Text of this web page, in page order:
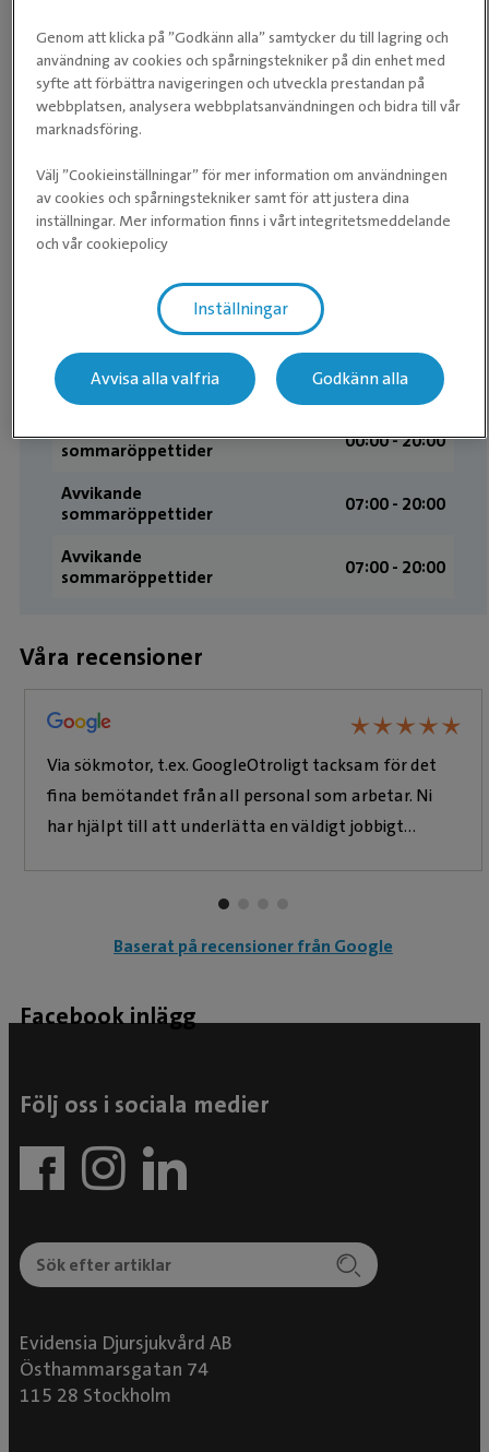
Våra öppettider
Övriga öppettider
Kliniken
Avvikande
sommaröppettider
Öppet dygnet runt
Torsdag
Öppet dygnet runt
sommaröppettider
00:00 - 20:00
Avvikande
sommaröppettider
07:00 - 20:00
Avvikande
sommaröppettider
07:00 - 20:00
Våra recensioner
★★★★★
★★★★★
Via sökmotor, t.ex. GoogleOtroligt tacksam för det
fina bemötandet från all personal som arbetar. Ni
har hjälpt till att underlätta en väldigt jobbigt
dålig vård snarare en tacksamhet över att vi fick mer
lidande. Jag rekommenderar verkligen detta
Baserat på recensioner från Google
Facebook inlägg
Följ oss i sociala medier
Evidensia Djursjukvård AB
Östhammarsgatan 74
115 28 Stockholm
Genom att klicka på ”Godkänn alla” samtycker du till lagring och
användning av cookies och spårningstekniker på din enhet med
syfte att förbättra navigeringen och utveckla prestandan på
webbplatsen, analysera webbplatsanvändningen och bidra till vår
marknadsföring.
Välj ”Cookieinställningar” för mer information om användningen
av cookies och spårningstekniker samt för att justera dina
inställningar. Mer information finns i vårt integritetsmeddelande
och vår cookiepolicy
Inställningar
Avvisa alla valfria Godkänn alla